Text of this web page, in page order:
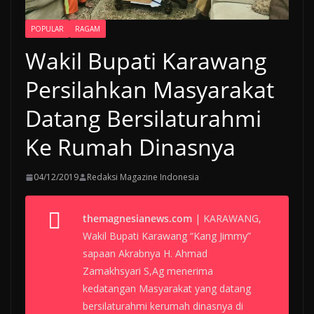
POPULAR RAGAM
Wakil Bupati Karawang
Persilahkan Masyarakat
Datang Bersilaturahmi
Ke Rumah Dinasnya
04/12/2019 Redaksi Magazine Indonesia
themagnesianews.com | KARAWANG,
Wakil Bupati Karawang “Kang Jimmy”
sapaan Akrabnya H. Ahmad
Zamakhsyari S,Ag menerima
kedatangan Masyarakat yang datang
bersilaturahmi kerumah dinasnya di